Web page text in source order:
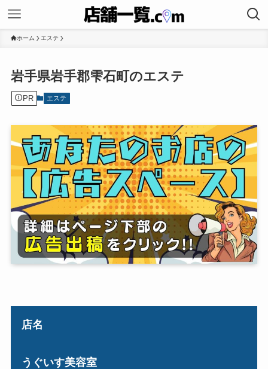
ホーム エステ
岩手県岩手郡雫石町のエステ
PR エステ
店名
うぐいす美容室